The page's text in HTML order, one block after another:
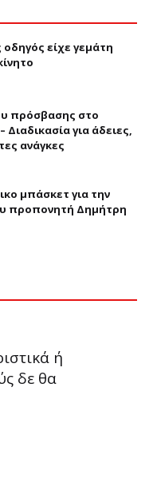
είχε γεμάτη
πρόσβασης στο
Διαδικασία για άδειες,
ανάγκες
μπάσκετ για την
προπονητή Δημήτρη
ή
δε θα